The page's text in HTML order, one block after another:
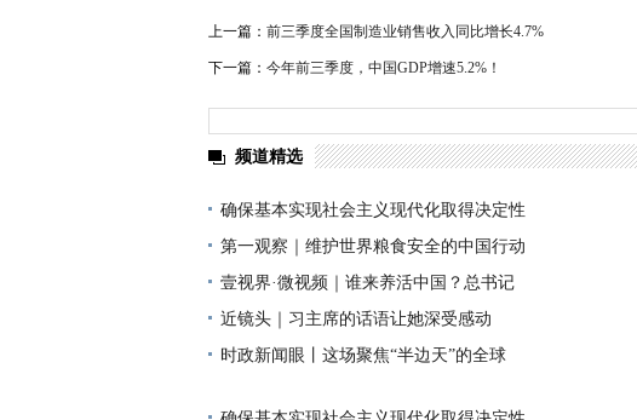
上一篇： 前三季度全国制造业销售收入同比增长4.7%
下一篇： 今年前三季度，中国GDP增速5.2%！
频道精选
确保基本实现社会主义现代化取得决定性
第一观察｜维护世界粮食安全的中国行动
壹视界·微视频｜谁来养活中国？总书记
近镜头｜习主席的话语让她深受感动
时政新闻眼丨这场聚焦“半边天”的全球